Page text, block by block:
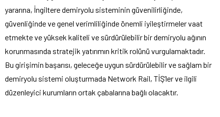
yararına, İngiltere demiryolu sisteminin güvenilirliğinde,
güvenliğinde ve genel verimliliğinde önemli iyileştirmeler vaat
etmekte ve yüksek kaliteli ve sürdürülebilir bir demiryolu ağının
korunmasında stratejik yatırımın kritik rolünü vurgulamaktadır.
Bu girişimin başarısı, geleceğe uygun sürdürülebilir ve sağlam bir
demiryolu sistemi oluşturmada Network Rail, TİŞ’ler ve ilgili
düzenleyici kurumların ortak çabalarına bağlı olacaktır.